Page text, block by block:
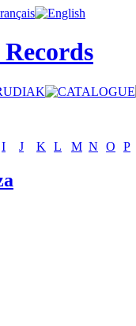
I J K L M N O P